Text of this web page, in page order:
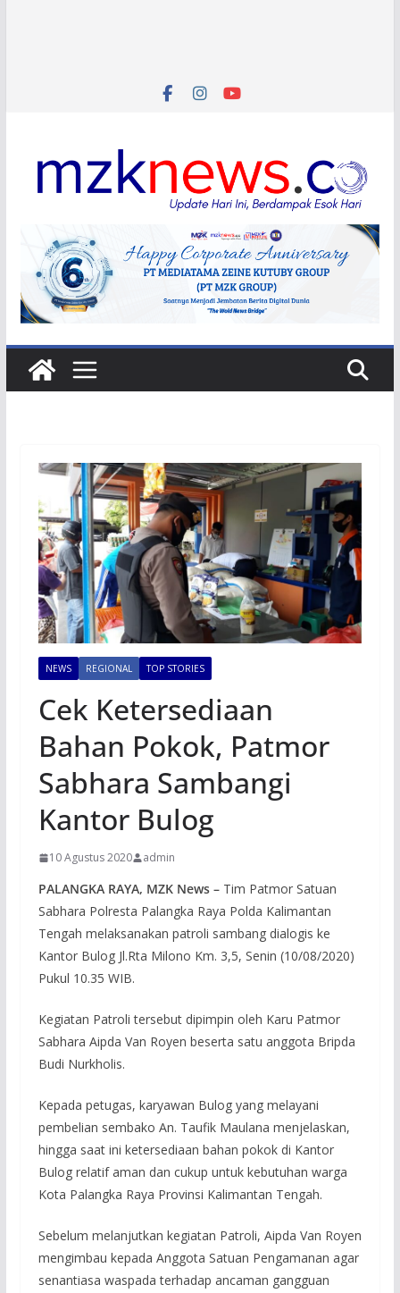
NEWS REGIONAL TOP STORIES
Cek Ketersediaan
Bahan Pokok, Patmor
Sabhara Sambangi
Kantor Bulog
10 Agustus 2020 admin
PALANGKA RAYA, MZK News – Tim Patmor Satuan
Sabhara Polresta Palangka Raya Polda Kalimantan
Tengah melaksanakan patroli sambang dialogis ke
Kantor Bulog Jl.Rta Milono Km. 3,5, Senin (10/08/2020)
Pukul 10.35 WIB.
Kegiatan Patroli tersebut dipimpin oleh Karu Patmor
Sabhara Aipda Van Royen beserta satu anggota Bripda
Budi Nurkholis.
Kepada petugas, karyawan Bulog yang melayani
pembelian sembako An. Taufik Maulana menjelaskan,
hingga saat ini ketersediaan bahan pokok di Kantor
Bulog relatif aman dan cukup untuk kebutuhan warga
Kota Palangka Raya Provinsi Kalimantan Tengah.
Sebelum melanjutkan kegiatan Patroli, Aipda Van Royen
mengimbau kepada Anggota Satuan Pengamanan agar
senantiasa waspada terhadap ancaman gangguan